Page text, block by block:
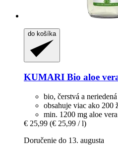
do košíka
KUMARI Bio aloe
bio, čerstvá a neriedená
obsahuje viac ako 200
min. 1200 mg aloe
€ 25,99 (€ 25,99 / l)
Doručenie do 13. augusta